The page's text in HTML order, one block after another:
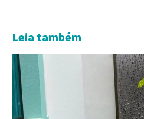
Leia também